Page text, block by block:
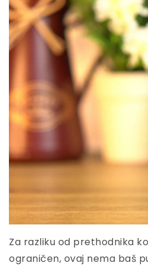
Za razliku od prethodnika
ograničen, ovaj nema baš